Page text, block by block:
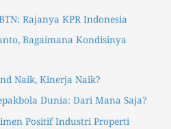
s
.
i
T
r
a
Rajanya KPR Indonesia
Bagaimana Kondisinya
Naik, Kinerja Naik?
Dunia: Dari Mana Saja?
Positif Industri Properti